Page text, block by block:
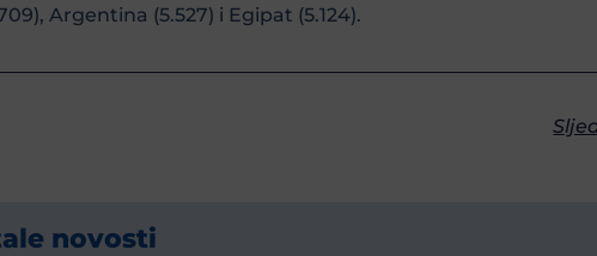
Argentina (5.527) i Egipat (5.124).
novosti